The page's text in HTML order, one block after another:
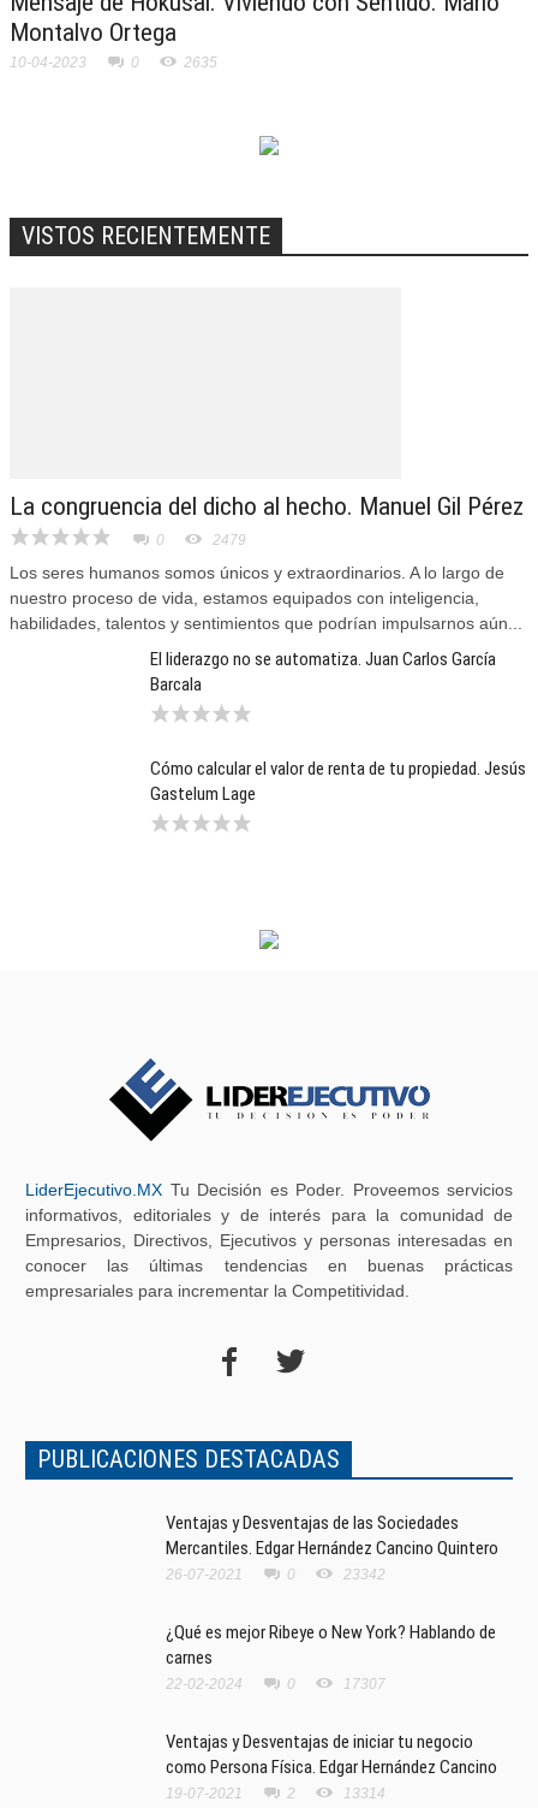
Montalvo Ortega
10-04-2023 0 2635
VISTOS RECIENTEMENTE
La congruencia del dicho al hecho. Manuel Gil Pérez
0 2479
Los seres humanos somos únicos y extraordinarios. A lo largo de
nuestro proceso de vida, estamos equipados con inteligencia,
habilidades, talentos y sentimientos que podrían impulsarnos aún...
El liderazgo no se automatiza. Juan Carlos García
Barcala
Cómo calcular el valor de renta de tu propiedad. Jesús
Gastelum Lage
LiderEjecutivo.MX Tu Decisión es Poder. Proveemos servicios
informativos, editoriales y de interés para la comunidad de
Empresarios, Directivos, Ejecutivos y personas interesadas en
conocer las últimas tendencias en buenas prácticas
empresariales para incrementar la Competitividad.
PUBLICACIONES DESTACADAS
Ventajas y Desventajas de las Sociedades
Mercantiles. Edgar Hernández Cancino Quintero
26-07-2021 0 23342
¿Qué es mejor Ribeye o New York? Hablando de
carnes
22-02-2024 0 17307
Ventajas y Desventajas de iniciar tu negocio
como Persona Física. Edgar Hernández Cancino
19-07-2021 2 13314